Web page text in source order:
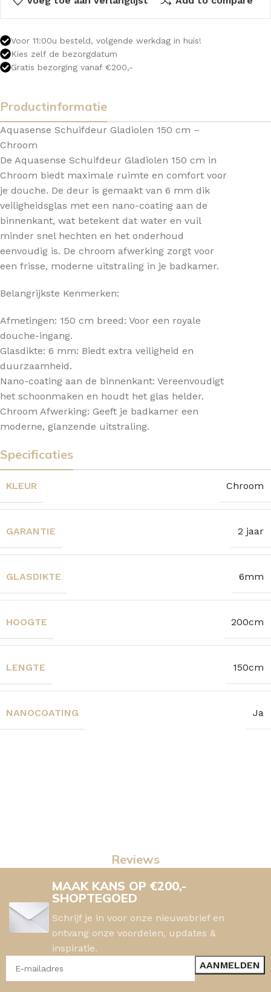
Voor 11:00u besteld, volgende werkdag in huis!
Kies zelf de bezorgdatum
Gratis bezorging vanaf €200,-
Productinformatie
Aquasense Schuifdeur Gladiolen 150 cm –
Chroom
De Aquasense Schuifdeur Gladiolen 150 cm in
Chroom biedt maximale ruimte en comfort voor
je douche. De deur is gemaakt van 6 mm dik
veiligheidsglas met een nano-coating aan de
binnenkant, wat betekent dat water en vuil
minder snel hechten en het onderhoud
eenvoudig is. De chroom afwerking zorgt voor
een frisse, moderne uitstraling in je badkamer.
Belangrijkste Kenmerken:
Afmetingen: 150 cm breed: Voor een royale
douche-ingang.
Glasdikte: 6 mm: Biedt extra veiligheid en
duurzaamheid.
Nano-coating aan de binnenkant: Vereenvoudigt
het schoonmaken en houdt het glas helder.
Chroom Afwerking: Geeft je badkamer een
moderne, glanzende uitstraling.
Specificaties
KLEUR Chroom
GARANTIE 2 jaar
GLASDIKTE 6mm
HOOGTE 200cm
LENGTE 150cm
NANOCOATING Ja
Reviews
MAAK KANS OP €200,-
SHOPTEGOED
Schrijf je in voor onze nieuwsbrief en
ontvang onze voordelen, updates &
inspiratie.